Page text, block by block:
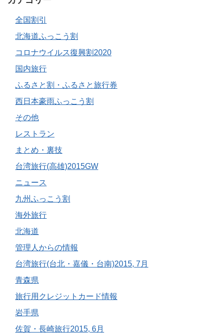
全国割引
北海道ふっこう割
コロナウイルス復興割2020
国内旅行
ふるさと割・ふるさと旅行券
西日本豪雨ふっこう割
その他
レストラン
まとめ・裏技
台湾旅行(高雄)2015GW
ニュース
九州ふっこう割
海外旅行
北海道
管理人からの情報
台湾旅行(台北・嘉儀・台南)2015, 7月
青森県
旅行用クレジットカード情報
岩手県
佐賀・長崎旅行2015, 6月